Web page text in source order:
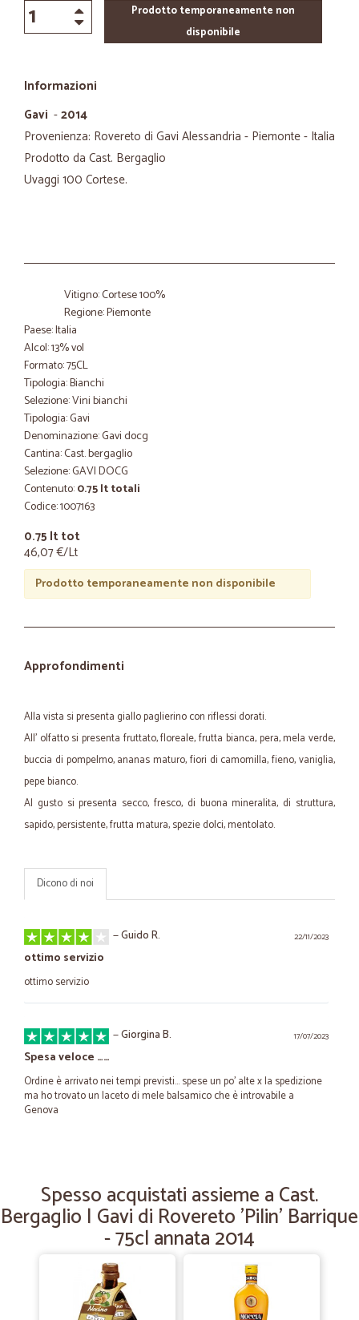
Prodotto temporaneamente non
disponibile
Informazioni
Gavi -2014
Provenienza: Rovereto di Gavi Alessandria - Piemonte - Italia
Prodotto da Cast. Bergaglio
Uvaggi 100 Cortese.
Vitigno: Cortese 100%
Regione: Piemonte
Paese: Italia
Alcol: 13% vol
Formato: 75CL
Tipologia: Bianchi
Selezione: Vini bianchi
Tipologia: Gavi
Denominazione: Gavi docg
Cantina: Cast. bergaglio
Selezione: GAVI DOCG
Contenuto:0.75 lt totali
Codice: 1007163
0.75 lt tot
46,07 €/Lt
Prodotto temporaneamente non disponibile
Approfondimenti
Alla vista si presenta giallo paglierino con riflessi dorati.
All' olfatto si presenta fruttato, floreale, frutta bianca, pera, mela verde,
buccia di pompelmo, ananas maturo, fiori di camomilla, fieno, vaniglia,
pepe bianco.
Al gusto si presenta secco, fresco, di buona mineralita, di struttura,
sapido, persistente, frutta matura, spezie dolci, mentolato.
Dicono di noi
22/11/2023
—Guido R.
ottimo servizio
ottimo servizio
17/07/2023
—Giorgina B.
Spesa veloce ……
Ordine è arrivato nei tempi previsti… spese un po’ alte x la spedizione
ma ho trovato un laceto di mele balsamico che è introvabile a
Genova
Rapidità nella consegna....
Rapidità nella consegna..... Peccato che le confezioni contenute nel
pacco fossero tutte rovinate.
—
Prodotti buoni e di qualità, imballaggio curato e
logistica puntuale.
Spesso acquistati assieme a Cast.
Bergaglio | Gavi di Rovereto 'Pilin' Barrique
- 75cl annata 2014